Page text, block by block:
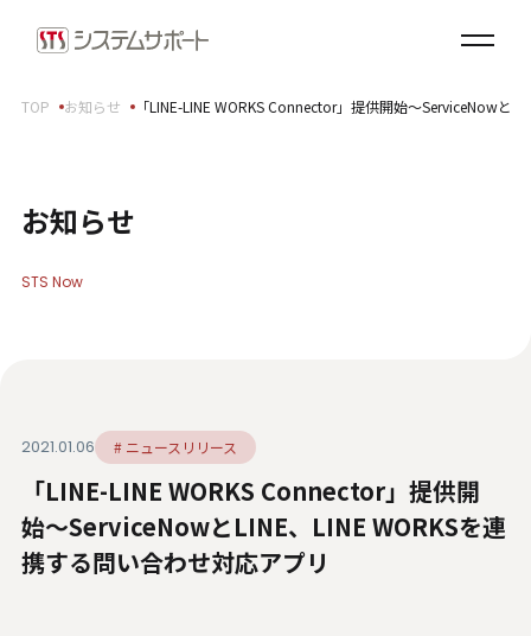
ソリューション・プロダクト
企業情報
拠点案内
SDGsへの取り組み
健康経営宣言
ダイバーシティ・エクイティ＆インクルージョン
人材関連データ・社外からの評価
TOP お知らせ 「LINE-LINE WORKS Connector」提供開始〜ServiceNowと
お知らせ
STS Now
2021.01.06 # ニュースリリース
「LINE-LINE WORKS Connector」提供開
始〜ServiceNowとLINE、LINE WORKSを連
携する問い合わせ対応アプリ